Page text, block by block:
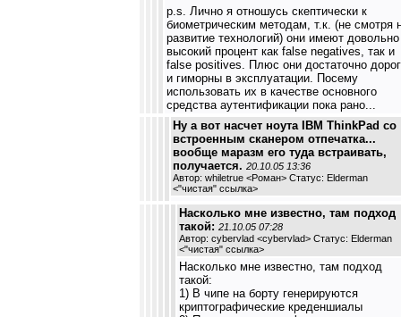
p.s. Лично я отношусь скептически к
биометрическим методам, т.к. (не смотря
развитие технологий) они имеют довольно
высокий процент как false negatives, так и
false positives. Плюс они достаточно
и гиморны в эксплуатации. Посему
использовать их в качестве основного
средства аутентификации пока рано...
Ну а вот насчет ноута IBM ThinkPad со
встроенным сканером отпечатка...
вообще маразм его туда встраивать,
получается. 20.10.05 13:36
Автор: whiletrue <Роман> Статус: Elderman
<"чистая" ссылка>
Насколько мне известно, там подход
такой: 21.10.05 07:28
Автор: cybervlad <cybervlad> Статус: Elderman
<"чистая" ссылка>
Насколько мне известно, там подход
такой:
1) В чипе на борту генерируются
криптографические креденшиалы